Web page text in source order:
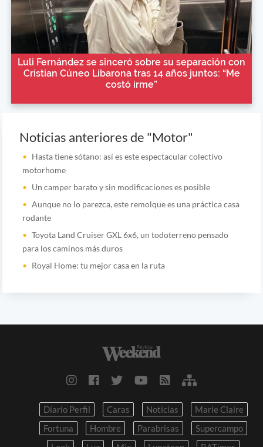
Luli Fernández se sinceró sobre su separación con
Cristian Cúneo Libarona tras 14 años juntos: “Me
costó irme”
Noticias anteriores de "Motor"
Hasta tiene sótano: así es este espectacular colectivo
motorhome
Un camper barato y sin modificaciones es posible
Aunque no lo parezca, este remolque es una práctica casa
rodante
Toyota Land Cruiser GXL 6x6, un todoterreno pensado
para los caminos más duros
Royal Home: tu mejor casa en la ruta
Diario Perfil Caras Noticias
Marie Claire
Fortuna
Hombre Parabrisas
Supercampo